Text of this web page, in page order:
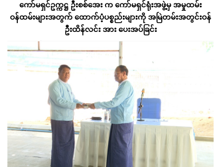
ကော်မရှင်ဥက္ကဋ္ဌ ဦးစစ်အေး က ကော်မရှင်ရုံးအဖွဲ့မှ အမှုထမ်း
ဝန်ထမ်းများအတွက် ထောက်ပံ့ပစ္စည်းများကို အမြဲတမ်းအတွင်းဝန်
ဦးထိန်လင်း အား ပေးအပ်ခြင်း